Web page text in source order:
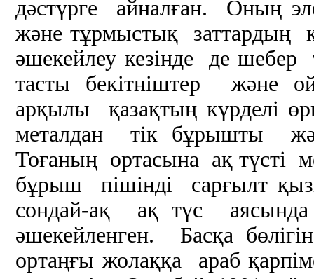
дәстүрге айналған. Оның
және тұрмыстық заттардың
әшекейлеу кезінде де
тасты бекітніштер және
арқылы қазақтың күрделі
металдан тік бұрышты
Тоғаның ортасына ақ түсті
бұрыш пішінді сарғылт
сондай-ақ ақ түс аясында
әшекейленген. Басқа
ортаңғы жолаққа араб